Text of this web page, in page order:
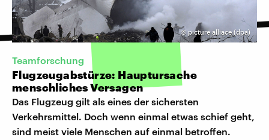
©picture alliace (dpa)
Teamforschung
Flugzeugabstürze: Hauptursache
menschliches Versagen
Das Flugzeug gilt als eines der sichersten
Verkehrsmittel. Doch wenn einmal etwas schief geht,
sind meist viele Menschen auf einmal betroffen.